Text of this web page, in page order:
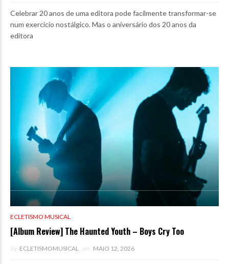
Celebrar 20 anos de uma editora pode facilmente transformar-se
num exercício nostálgico. Mas o aniversário dos 20 anos da
editora
ECLETISMO MUSICAL
[Album Review] The Haunted Youth – Boys Cry Too
by ECLETISMOMUSICAL on MAIO 12, 2026